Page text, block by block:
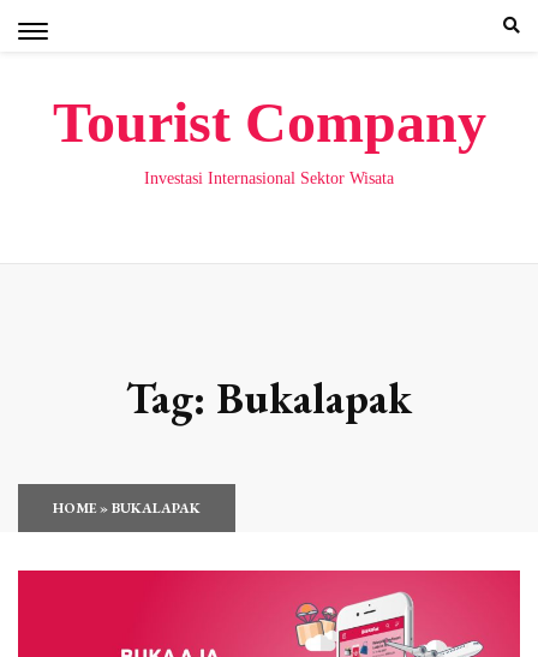
Tourist Company
Investasi Internasional Sektor Wisata
Tag: Bukalapak
HOME»BUKALAPAK